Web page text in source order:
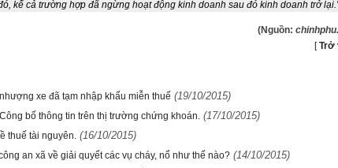
kể cả trường hợp đã ngừng hoạt động kinh doanh sau đó kinh doanh trở
(Nguồn:
[Trở
xe đã tạm nhập khẩu miễn thuế (19/10/2015)
bố thông tin trên thị trường chứng khoán. (17/10/2015)
thuế tài nguyên. (16/10/2015)
an xã về giải quyết các vụ cháy, nổ như thế nào? (14/10/2015)